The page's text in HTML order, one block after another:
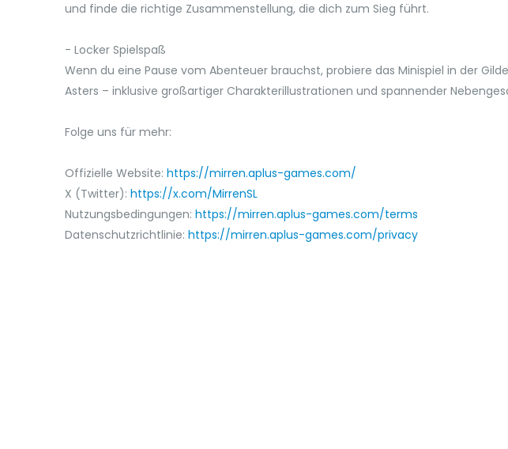
und finde die richtige Zusammenstellung, die dich zum Sieg führt.
- Locker Spielspaß
Wenn du eine Pause vom Abenteuer brauchst, probiere das Minispiel in der
Asters – inklusive großartiger Charakterillustrationen und spannender
Folge uns für mehr:
Offizielle Website: https://mirren.aplus-games.com/
X (Twitter): https://x.com/MirrenSL
Nutzungsbedingungen: https://mirren.aplus-games.com/terms
Datenschutzrichtlinie: https://mirren.aplus-games.com/privacy